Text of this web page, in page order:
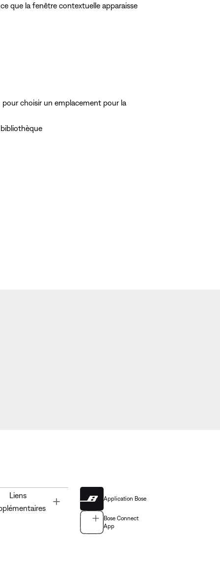
que la fenêtre contextuelle apparaisse
pour choisir un emplacement pour la
Liens
Application Bose
Bose Connect
App